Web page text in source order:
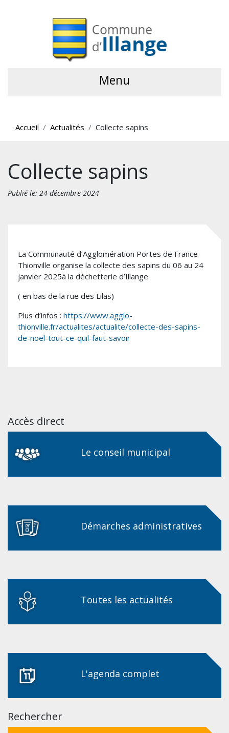
Menu
Accueil Actualités Collecte sapins
Collecte sapins
Publié le: 24 décembre 2024
La Communauté d’Agglomération Portes de France-
Thionville organise la collecte des sapins du 06 au 24
janvier 2025à la déchetterie d’Illange
( en bas de la rue des Lilas)
Plus d’infos : https://www.agglo-
thionville.fr/actualites/actualite/collecte-des-sapins-
de-noel-tout-ce-quil-faut-savoir
Accès direct
Le conseil municipal
Démarches administratives
Toutes les actualités
L'agenda complet
Rechercher